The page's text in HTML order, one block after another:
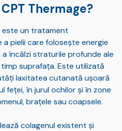
Thermage?
este un tratament
pielii care folosește energie
încălzi straturile profunde ale
suprafața. Este utilizată
laxitatea cutanată ușoară
feței, în jurul ochilor și în zone
brațele sau coapsele.
colagenul existent și